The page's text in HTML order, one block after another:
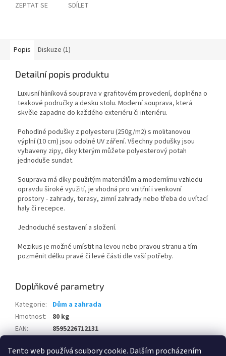
Tento web používá soubory cookie. Dalším procházením
ZEPTAT SE SDÍLET
Popis Diskuze (1)
Detailní popis produktu
Luxusní hliníková souprava v grafitovém provedení, doplněna o
teakové područky a desku stolu. Moderní souprava, která
skvěle zapadne do každého exteriéru či interiéru.
Pohodlné podušky z polyesteru (250g/m2) s molitanovou
výplní (10 cm) jsou odolné UV záření. Všechny podušky jsou
vybaveny zipy, díky kterým můžete polyesterový potah
jednoduše sundat.
Souprava má díky použitým materiálům a modernímu vzhledu
opravdu široké využití, je vhodná pro vnitřní i venkovní
prostory - zahrady, terasy, zimní zahrady nebo třeba do uvítací
haly či recepce.
Jednoduché sestavení a složení.
Mezikus je možné umístit na levou nebo pravou stranu a tím
pozměnit délku pravé či levé části dle vaší potřeby.
Doplňkové parametry
Kategorie:
Dům a zahrada
Hmotnost:
80 kg
EAN:
8595226712131